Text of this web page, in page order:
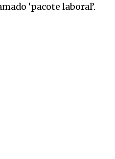
‘pacote laboral’.